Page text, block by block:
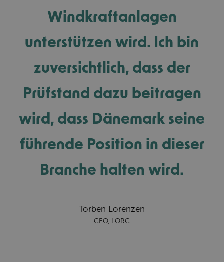
Windkraftanlagen
unterstützen wird. Ich bin
zuversichtlich, dass der
Prüfstand dazu beitragen
wird, dass Dänemark seine
führende Position in dieser
Branche halten wird.
Torben Lorenzen
CEO, LORC